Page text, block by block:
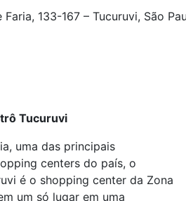
Faria, 133-167 – Tucuruvi, São
Tucuruvi
uma das principais
centers do país, o
é o shopping center da Zona
um só lugar em uma